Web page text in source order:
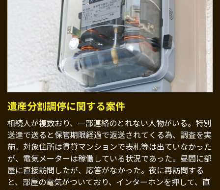
遺産分割調停に関する案件
相続人が複数おり、一部連絡のとれない人物がいる。特別
送達で送ると保管期限経過で返送されてくる為、調査を実
施。対象住所は賃貸マンションで表札等は出ていなかった
が、電気メーターは稼働している状況であった。昼間に部
屋に直接訪問したが、応答がなかった。夜に再訪問する
と、部屋の電気がついており、インターホンを押して、直